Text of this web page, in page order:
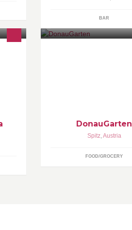
BAR
DonauGarten
Spitz,Austria
FOOD/GROCERY